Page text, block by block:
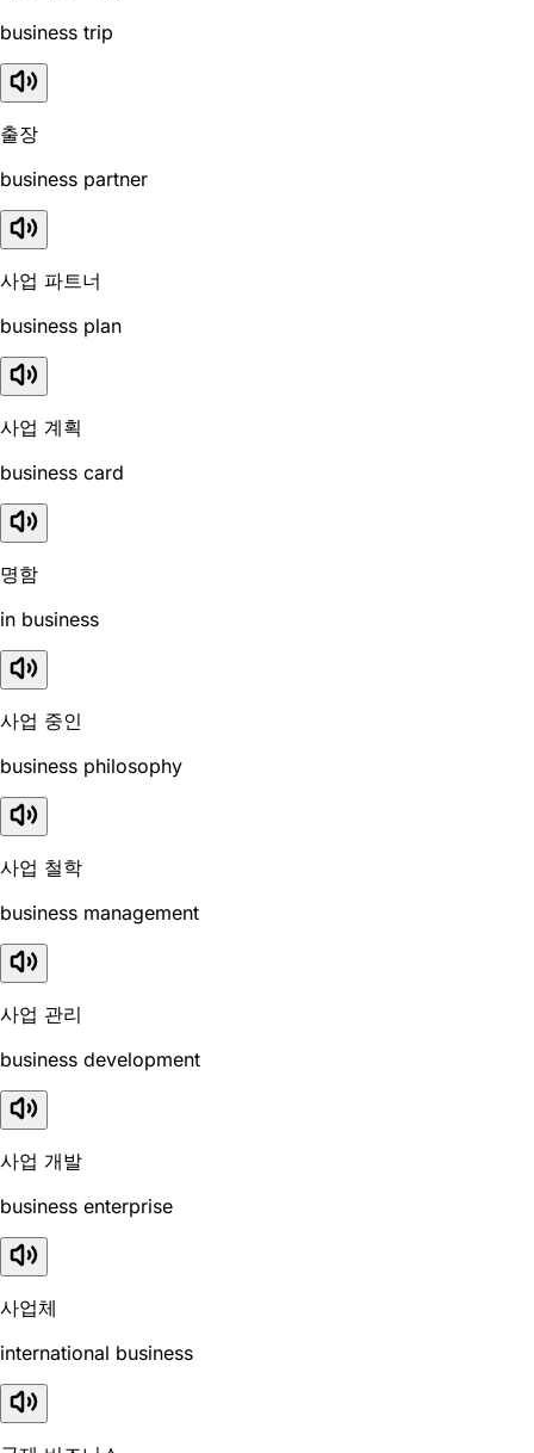
business trip
출장
business partner
사업 파트너
business plan
사업 계획
business card
명함
in business
사업 중인
business philosophy
사업 철학
business management
사업 관리
business development
사업 개발
business enterprise
사업체
international business